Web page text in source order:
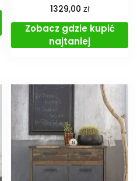
1329,00 zł
Zobacz gdzie kupić
najtaniej